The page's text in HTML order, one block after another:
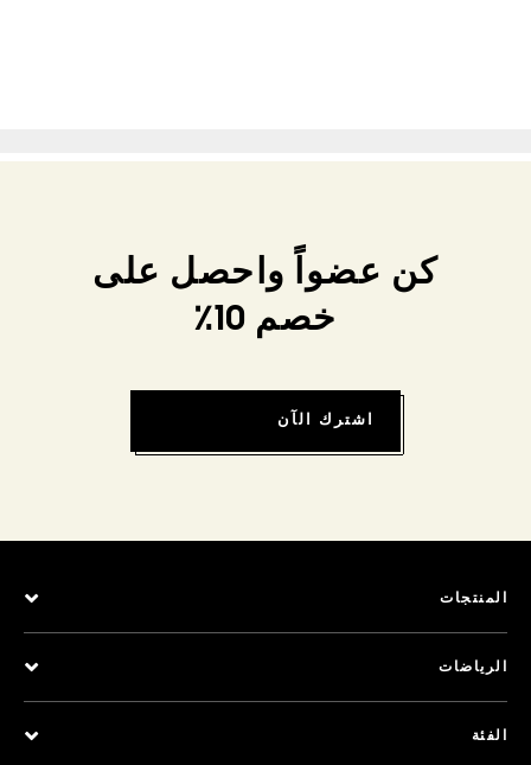
كن عضواً واحصل على
خصم 10٪
اشترك الآن
المنتجات
الرياضات
الفئة